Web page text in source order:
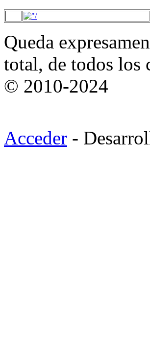
Queda
total, de todos los
© 2010-2024
Acceder -